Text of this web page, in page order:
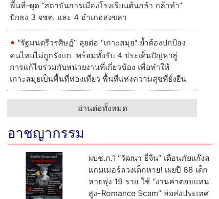
พื้นที่–ผุด “สถาบันการเมืองโรงเรียนต้นกล้า กล้าทำ”
ปักธง 3 จชต. และ 4 อำเภอสงขลา
"รัฐมนตรีวรศิษฎ์" ลุยต่อ "เกาะสมุย" ย้ำต้องปกป้อง
คนไทยไม่ถูกรังแก พร้อมทั้งรับ 4 ประเด็นปัญหาสู่
การแก้ไขร่วมกับหน่วยงานที่เกี่ยวข้อง เพื่อทำให้
เกาะสมุยเป็นพื้นที่ท่องเที่ยว พื้นที่แห่งความสุขที่ยั่งยืน
อ่านต่อทั้งหมด
อาชญากรรม
ผบช.ภ.1 “วัฒนา ยี่จีน” เตือนภัยแก๊งส
แกมเมอร์ลวงเด็กหาย! เผยปี 68 เด็ก
หายพุ่ง 19 ราย ใช้ “งานค่าตอบแทน
สูง–Romance Scam” ล่อส่งประเทศ